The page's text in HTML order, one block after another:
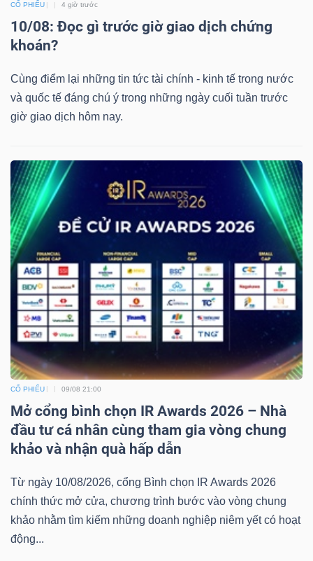
CỔ PHIẾU 4 giờ trước
10/08: Đọc gì trước giờ giao dịch chứng
khoán?
Cùng điểm lại những tin tức tài chính - kinh tế trong nước
và quốc tế đáng chú ý trong những ngày cuối tuần trước
giờ giao dịch hôm nay.
CỔ PHIẾU 09/08 21:00
Mở cổng bình chọn IR Awards 2026 – Nhà
đầu tư cá nhân cùng tham gia vòng chung
khảo và nhận quà hấp dẫn
Từ ngày 10/08/2026, cổng Bình chọn IR Awards 2026
chính thức mở cửa, chương trình bước vào vòng chung
khảo nhằm tìm kiếm những doanh nghiệp niêm yết có hoạt
động...